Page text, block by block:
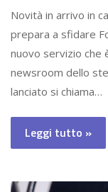
Novità in arrivo in
prepara a sfidare
nuovo servizio che
newsroom dello
lanciato si chiama…
Leggi tutto »